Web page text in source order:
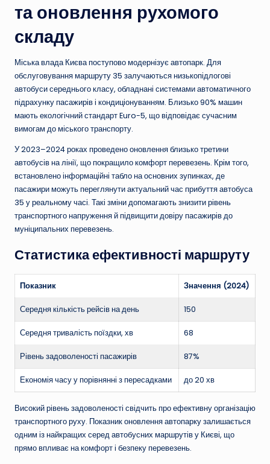
та оновлення рухомого
складу
Міська влада Києва поступово модернізує автопарк. Для
обслуговування маршруту 35 залучаються низькопідлогові
автобуси середнього класу, обладнані системами автоматичного
підрахунку пасажирів і кондиціонуванням. Близько 90% машин
мають екологічний стандарт Euro-5, що відповідає сучасним
вимогам до міського транспорту.
У 2023–2024 роках проведено оновлення близько третини
автобусів на лінії, що покращило комфорт перевезень. Крім того,
встановлено інформаційні табло на основних зупинках, де
пасажири можуть переглянути актуальний час прибуття автобуса
35 у реальному часі. Такі зміни допомагають знизити рівень
транспортного напруження й підвищити довіру пасажирів до
муніципальних перевезень.
Статистика ефективності маршруту
Показник Значення (2024)
Середня кількість рейсів на день 150
Середня тривалість поїздки, хв 68
Рівень задоволеності пасажирів 87%
Економія часу у порівнянні з пересадками до 20 хв
Високий рівень задоволеності свідчить про ефективну організацію
транспортного руху. Показник оновлення автопарку залишається
одним із найкращих серед автобусних маршрутів у Києві, що
прямо впливає на комфорт і безпеку перевезень.